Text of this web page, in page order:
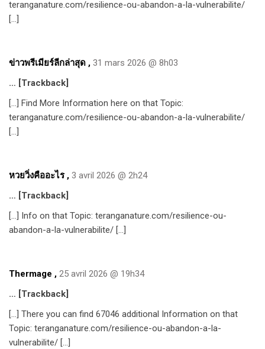
teranganature.com/resilience-ou-abandon-a-la-vulnerabilite/
[…]
ข่าวพรีเมียร์ลีกล่าสุด , 31 mars 2026 @ 8h03
… [Trackback]
[…] Find More Information here on that Topic:
teranganature.com/resilience-ou-abandon-a-la-vulnerabilite/
[…]
หวยวิ่งคืออะไร, 3 avril 2026 @ 2h24
… [Trackback]
[…] Info on that Topic: teranganature.com/resilience-ou-
abandon-a-la-vulnerabilite/ […]
Thermage , 25 avril 2026 @ 19h34
… [Trackback]
[…] There you can find 67046 additional Information on that
Topic: teranganature.com/resilience-ou-abandon-a-la-
vulnerabilite/ […]